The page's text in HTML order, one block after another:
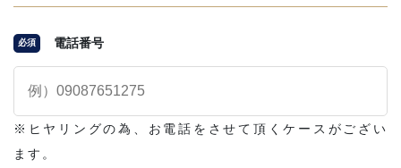
必須 電話番号
※ヒヤリングの為、お電話をさせて頂くケースがござい
ます。